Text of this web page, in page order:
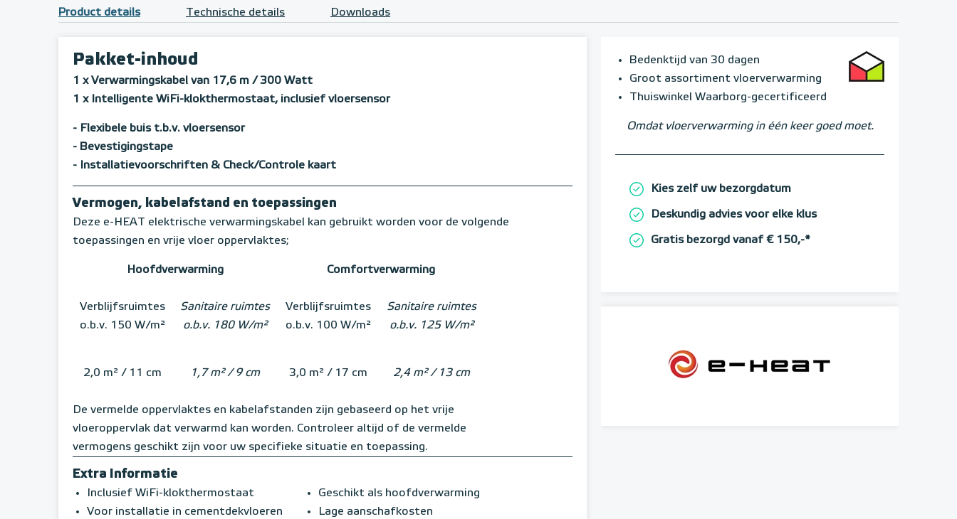
Product details Technische details Downloads
Pakket-inhoud
1 x Verwarmingskabel van 17,6 m / 300 Watt
1 x Intelligente WiFi-klokthermostaat, inclusief vloersensor
- Flexibele buis t.b.v. vloersensor
- Bevestigingstape
- Installatievoorschriften & Check/Controle kaart
Vermogen, kabelafstand en toepassingen
Deze e-HEAT elektrische verwarmingskabel kan gebruikt worden voor de volgende
toepassingen en vrije vloer oppervlaktes;
Hoofdverwarming Comfortverwarming
Verblijfsruimtes
o.b.v. 150 W/m²
Sanitaire ruimtes
o.b.v. 180 W/m²
Verblijfsruimtes
o.b.v. 100 W/m²
Sanitaire ruimtes
o.b.v. 125 W/m²
2,0 m² / 11 cm 1,7 m² / 9 cm 3,0 m² / 17 cm 2,4 m² / 13 cm
De vermelde oppervlaktes en kabelafstanden zijn gebaseerd op het vrije
vloeroppervlak dat verwarmd kan worden. Controleer altijd of de vermelde
vermogens geschikt zijn voor uw specifieke situatie en toepassing.
Extra Informatie
Inclusief WiFi-klokthermostaat
Voor installatie in cementdekvloeren
Geschikt als hoofdverwarming
Lage aanschafkosten
Bedenktijd van 30 dagen
Groot assortiment vloerverwarming
Thuiswinkel Waarborg-gecertificeerd
Omdat vloerverwarming in één keer goed moet.
Kies zelf uw bezorgdatum
Deskundig advies voor elke klus
Gratis bezorgd vanaf € 150,-*